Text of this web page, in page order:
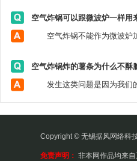
空气炸锅可以跟微波炉一样用
空气炸锅炸的薯条为什么不
Copyright © 无锡据风网络科
免责声明： 非本网作品均来